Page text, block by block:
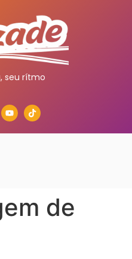
seu rítmo
de